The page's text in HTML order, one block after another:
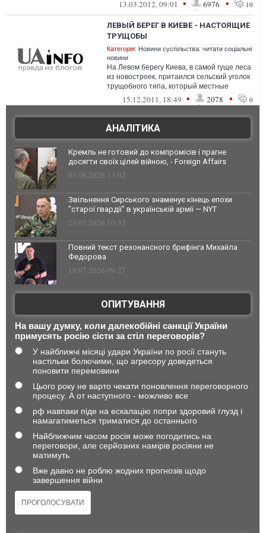
13.03.2012, 09:01 • 6976 • 10
ЛЕВЫЙ БЕРЕГ В КИЕВЕ - НАСТОЯЩИЕ
ТРУЩОБЫ
Категорія: Новини суспільства: читати соціальні
новини
На Левом берегу Киева, в самой гуще леса
из новостроек, притаился сельский уголок
трущобного типа, который местные
называют «ямой». Этот п...
15.12.2011, 18:49 • 2078 • 0
АНАЛІТИКА
Кремль не готовий до компромісів і прагне
досягти своїх цілей війною, - Foreign Affairs
03.08.2026 13:02
Звільнення Сирського знаменує кінець епохи
"старої гвардії" в українській армії — NYT
23.07.2026 10:32
Повний текст резонансного брифінга Михайла
Федорова
18.07.2026 09:27
ОПИТУВАННЯ
На вашу думку, коли далекобійні санкції України
примусять росію сісти за стіл переговорів?
У найближчі місяці удари України по росії стануть
настільки болючими, що агресору доведеться
поновити перемовини
Цього року не варто чекати поновлення переговорного
процесу. А от наступного - можливо все
рф навпаки піде на ескалацію попри здоровий глузд і
намагатиметься триматися до останнього
Найближчим часом росія може погодитись на
переговори, але серйозних намірів росіяни не
матимуть
Вже давно не роблю жодних прогнозів щодо
завершення війни